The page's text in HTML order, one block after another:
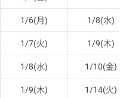
1/6(月) 1/8(水)
1/7(火) 1/9(木)
1/8(水) 1/10(金)
1/9(木) 1/14(火)